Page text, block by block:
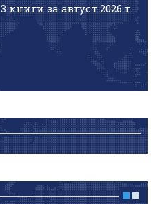
3 книги за август 2026 г.